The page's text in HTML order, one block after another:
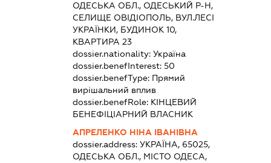
ОДЕСЬКА ОБЛ., ОДЕСЬКИЙ Р-Н,
СЕЛИЩЕ ОВІДІОПОЛЬ, ВУЛ.ЛЕСІ
УКРАЇНКИ, БУДИНОК 10,
КВАРТИРА 23
dossier.nationality:Україна
dossier.benefInterest:50
dossier.benefType: Прямий
вирішальний вплив
dossier.benefRole: КІНЦЕВИЙ
БЕНЕФІЦІАРНИЙ ВЛАСНИК
АПРЕЛЕНКО НІНА ІВАНІВНА
dossier.address:УКРАЇНА, 65025,
ОДЕСЬКА ОБЛ., МІСТО ОДЕСА,